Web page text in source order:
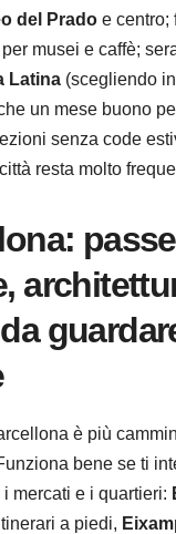
del Prado e centro;
musei e caffè;
Latina (scegliendo
un mese buono
senza code
resta molto
è più
bene se ti
i mercati e i quartieri:
a piedi,